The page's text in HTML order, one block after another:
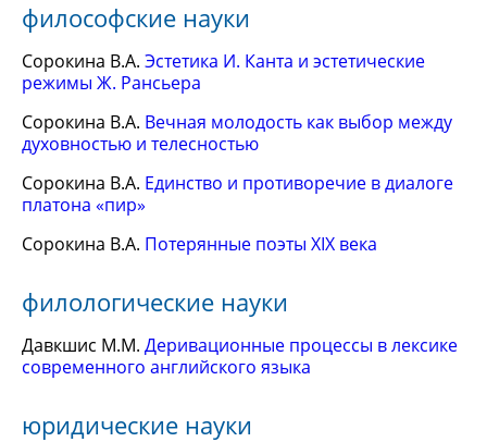
философские науки
Сорокина В.А. Эстетика И. Канта и эстетические
режимы Ж. Рансьера
Сорокина В.А. Вечная молодость как выбор между
духовностью и телесностью
Сорокина В.А. Единство и противоречие в диалоге
платона «пир»
Сорокина В.А. Потерянные поэты XIX века
филологические науки
Давкшис М.М. Деривационные процессы в лексике
современного английского языка
юридические науки